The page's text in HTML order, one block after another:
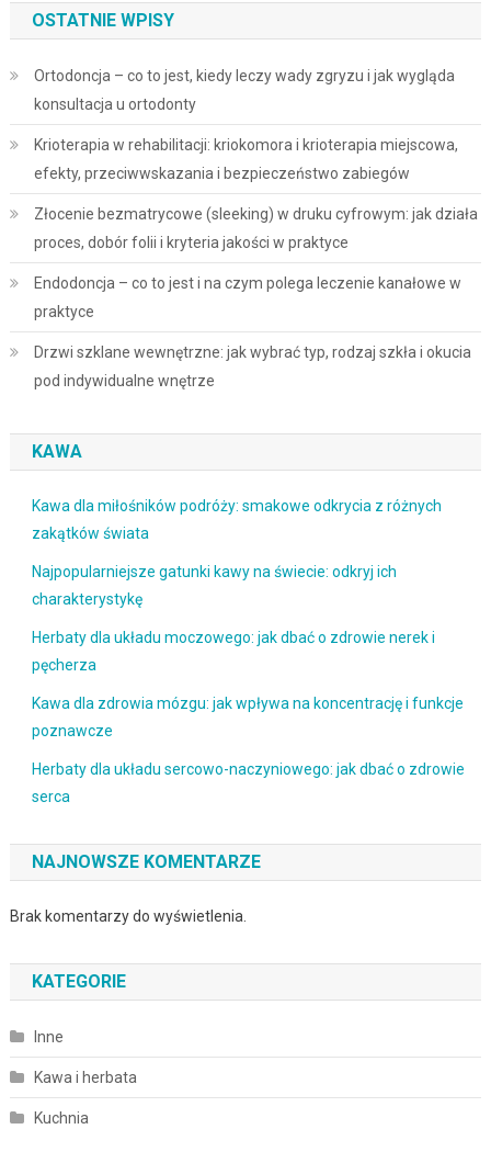
OSTATNIE WPISY
Ortodoncja – co to jest, kiedy leczy wady zgryzu i jak wygląda
konsultacja u ortodonty
Krioterapia w rehabilitacji: kriokomora i krioterapia miejscowa,
efekty, przeciwwskazania i bezpieczeństwo zabiegów
Złocenie bezmatrycowe (sleeking) w druku cyfrowym: jak działa
proces, dobór folii i kryteria jakości w praktyce
Endodoncja – co to jest i na czym polega leczenie kanałowe w
praktyce
Drzwi szklane wewnętrzne: jak wybrać typ, rodzaj szkła i okucia
pod indywidualne wnętrze
KAWA
Kawa dla miłośników podróży: smakowe odkrycia z różnych
zakątków świata
Najpopularniejsze gatunki kawy na świecie: odkryj ich
charakterystykę
Herbaty dla układu moczowego: jak dbać o zdrowie nerek i
pęcherza
Kawa dla zdrowia mózgu: jak wpływa na koncentrację i funkcje
poznawcze
Herbaty dla układu sercowo-naczyniowego: jak dbać o zdrowie
serca
NAJNOWSZE KOMENTARZE
Brak komentarzy do wyświetlenia.
KATEGORIE
Inne
Kawa i herbata
Kuchnia